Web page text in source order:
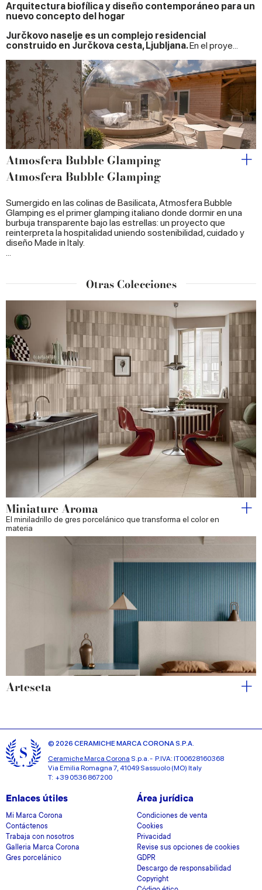
Arquitectura biofílica y diseño contemporáneo para un
nuevo concepto del hogar
Jurčkovo naselje es un complejo residencial
construido en Jurčkova cesta, Ljubljana.En el proye...
Atmosfera Bubble Glamping
Atmosfera Bubble Glamping
Sumergido en las colinas de Basilicata, Atmosfera Bubble
Glamping es el primer glamping italiano donde dormir en una
burbuja transparente bajo las estrellas: un proyecto que
reinterpreta la hospitalidad uniendo sostenibilidad, cuidado y
diseño Made in Italy.
Otras Colecciones
Miniature Aroma
El miniladrillo de gres porcelánico que transforma el color en
materia
Arteseta
© 2026 CERAMICHE MARCA CORONA S.P.A.
Ceramiche Marca Corona S.p.a. - P.IVA: IT00628160368
Via Emilia Romagna 7, 41049 Sassuolo (MO) Italy
T: +39 0536 867200
Enlaces útiles
Mi Marca Corona
Contáctenos
Trabaja con nosotros
Galleria Marca Corona
Gres porcelánico
Área jurídica
Condiciones de venta
Cookies
Privacidad
Revise sus opciones de cookies
GDPR
Descargo de responsabilidad
Copyright